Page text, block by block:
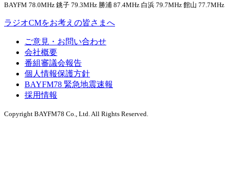
BAYFM 78.0MHz 銚子 79.3MHz 勝浦 87.4MHz 白浜 79.7MHz 館山 77.7MHz
ラジオCMをお考えの皆さまへ
ご意見・お問い合わせ
会社概要
番組審議会報告
個人情報保護方針
BAYFM78 緊急地震速報
採用情報
Copyright BAYFM78 Co., Ltd. All Rights Reserved.